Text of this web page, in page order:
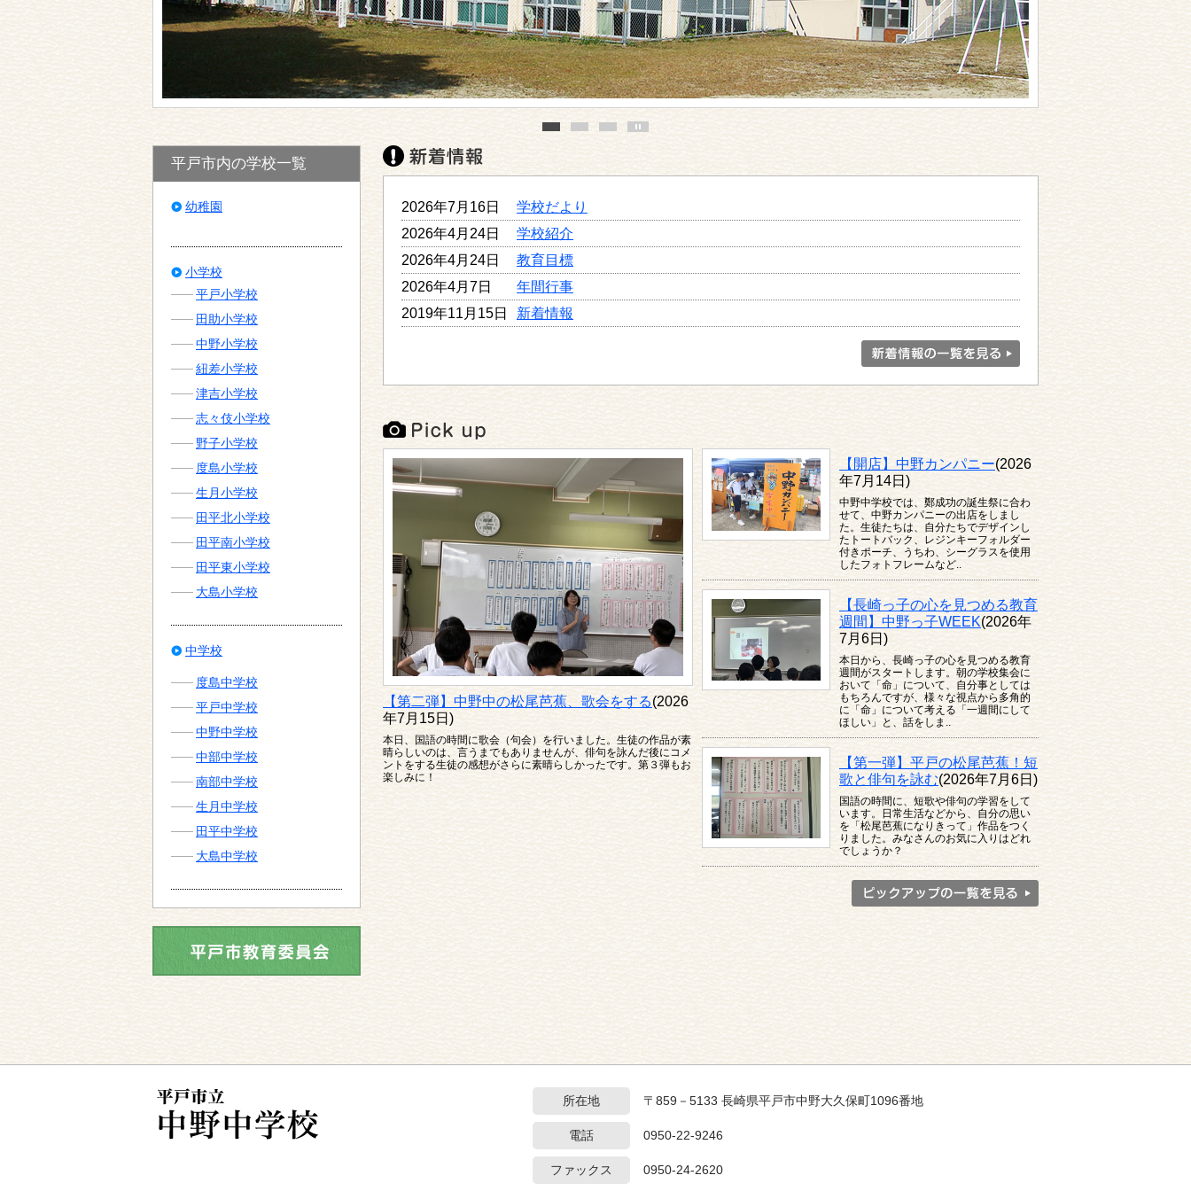
2026年7月16日
学校だより
2026年4月24日
学校紹介
2026年4月24日
教育目標
2026年4月7日
年間行事
2019年11月15日
新着情報
【第二弾】中野中の松尾芭蕉、歌会をする(2026
年7月15日)
本日、国語の時間に歌会（句会）を行いました。生徒の作品が素
晴らしいのは、言うまでもありませんが、俳句を詠んだ後にコメ
ントをする生徒の感想がさらに素晴らしかったです。第３弾もお
楽しみに！
【開店】中野カンパニー(2026
年7月14日)
中野中学校では、鄭成功の誕生祭に合わ
せて、中野カンパニーの出店をしまし
た。生徒たちは、自分たちでデザインし
たトートバック、レジンキーフォルダー
付きポーチ、うちわ、シーグラスを使用
したフォトフレームなど..
【長崎っ子の心を見つめる教育
週間】中野っ子WEEK(2026年
7月6日)
本日から、長崎っ子の心を見つめる教育
週間がスタートします。朝の学校集会に
おいて「命」について、自分事としては
もちろんですが、様々な視点から多角的
に「命」について考える「一週間にして
ほしい」と、話をしま..
【第一弾】平戸の松尾芭蕉！短
歌と俳句を詠む(2026年7月6日)
国語の時間に、短歌や俳句の学習をして
います。日常生活などから、自分の思い
を「松尾芭蕉になりきって」作品をつく
りました。みなさんのお気に入りはどれ
でしょうか？
平戸市内の学校一覧
幼稚園
小学校
平戸小学校
田助小学校
中野小学校
紐差小学校
津吉小学校
志々伎小学校
野子小学校
度島小学校
生月小学校
田平北小学校
田平南小学校
田平東小学校
大島小学校
中学校
度島中学校
平戸中学校
中野中学校
中部中学校
南部中学校
生月中学校
田平中学校
大島中学校
所在地 〒859－5133 長崎県平戸市中野大久保町1096番地
電話 0950-22-9246
ファックス 0950-24-2620